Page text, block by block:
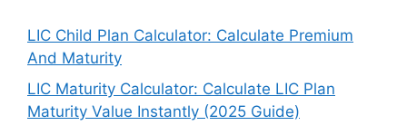
LIC Child Plan Calculator: Calculate Premium
And Maturity
LIC Maturity Calculator: Calculate LIC Plan
Maturity Value Instantly (2025 Guide)